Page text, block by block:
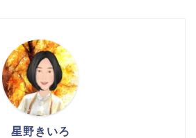
星野きいろ